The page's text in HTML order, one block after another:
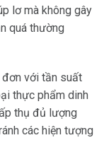
lơ mà không gây
quá thường
đơn với tần suất
thực phẩm dinh
thụ đủ lượng
các hiện tượng